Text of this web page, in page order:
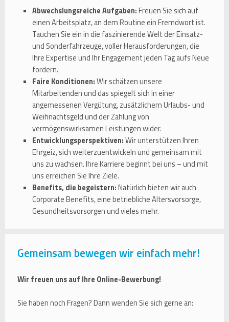
Abwechslungsreiche Aufgaben:Freuen Sie sich auf
einen Arbeitsplatz, an dem Routine ein Fremdwort ist.
Tauchen Sie ein in die faszinierende Welt der Einsatz-
und Sonderfahrzeuge, voller Herausforderungen, die
Ihre Expertise und Ihr Engagement jeden Tag aufs Neue
fordern.
Faire Konditionen:Wir schätzen unsere
Mitarbeitenden und das spiegelt sich in einer
angemessenen Vergütung, zusätzlichem Urlaubs- und
Weihnachtsgeld und der Zahlung von
vermögenswirksamen Leistungen wider.
Entwicklungsperspektiven:Wir unterstützen Ihren
Ehrgeiz, sich weiterzuentwickeln und gemeinsam mit
uns zu wachsen. Ihre Karriere beginnt bei uns – und mit
uns erreichen Sie Ihre Ziele.
Benefits, die begeistern:Natürlich bieten wir auch
Corporate Benefits, eine betriebliche Altersvorsorge,
Gesundheitsvorsorgen und vieles mehr.
Gemeinsam bewegen wir einfach mehr!
Wir freuen uns auf Ihre Online-Bewerbung!
Sie haben noch Fragen? Dann wenden Sie sich gerne an: